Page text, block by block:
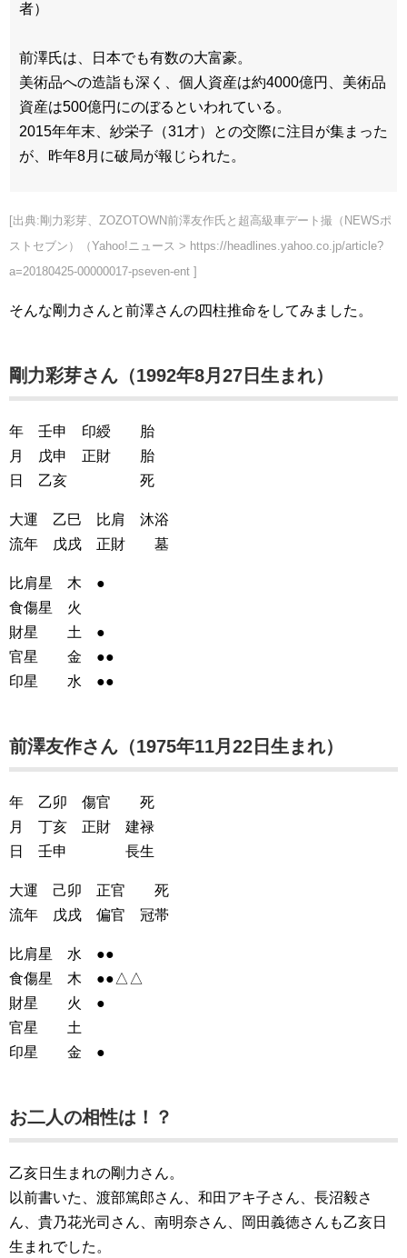
者）
前澤氏は、日本でも有数の大富豪。
美術品への造詣も深く、個人資産は約4000億円、美術品
資産は500億円にのぼるといわれている。
2015年年末、紗栄子（31才）との交際に注目が集まった
が、昨年8月に破局が報じられた。
[出典:剛力彩芽、ZOZOTOWN前澤友作氏と超高級車デート撮（NEWSポ
ストセブン）（Yahoo!ニュース > https://headlines.yahoo.co.jp/article?
a=20180425-00000017-pseven-ent ]
そんな剛力さんと前澤さんの四柱推命をしてみました。
剛力彩芽さん（1992年8月27日生まれ）
年 壬申 印綬 胎
月 戊申 正財 胎
日 乙亥 死
大運 乙巳 比肩 沐浴
流年 戊戌 正財 墓
比肩星 木 ●
食傷星 火
財星 土 ●
官星 金 ●●
印星 水 ●●
前澤友作さん（1975年11月22日生まれ）
年 乙卯 傷官 死
月 丁亥 正財 建禄
日 壬申 長生
大運 己卯 正官 死
流年 戊戌 偏官 冠帯
比肩星 水 ●●
食傷星 木 ●●△△
財星 火 ●
官星 土
印星 金 ●
お二人の相性は！？
乙亥日生まれの剛力さん。
以前書いた、渡部篤郎さん、和田アキ子さん、長沼毅さ
ん、貴乃花光司さん、南明奈さん、岡田義徳さんも乙亥日
生まれでした。